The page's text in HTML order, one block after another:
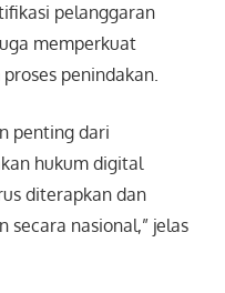
pelanggaran
memperkuat
penindakan.
penting dari
hukum digital
diterapkan dan
secara nasional,” jelas